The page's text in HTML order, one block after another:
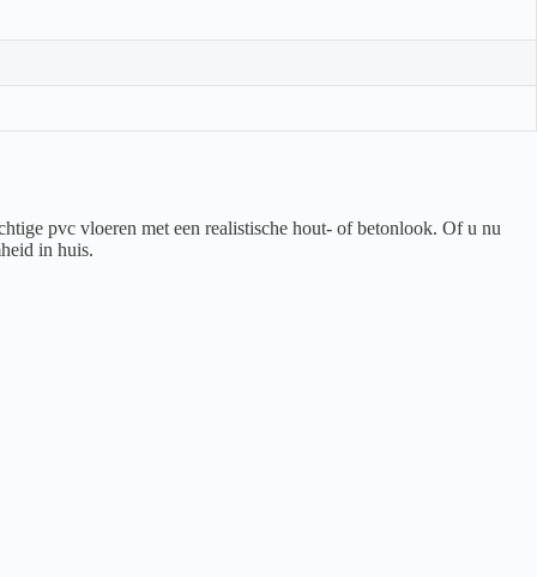
pvc vloeren met een realistische hout- of betonlook. Of u nu
in huis.